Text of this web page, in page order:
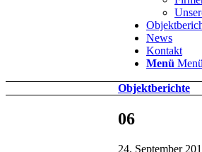
News
Kontakt
Menü Menü
Objektberichte
06
24. September